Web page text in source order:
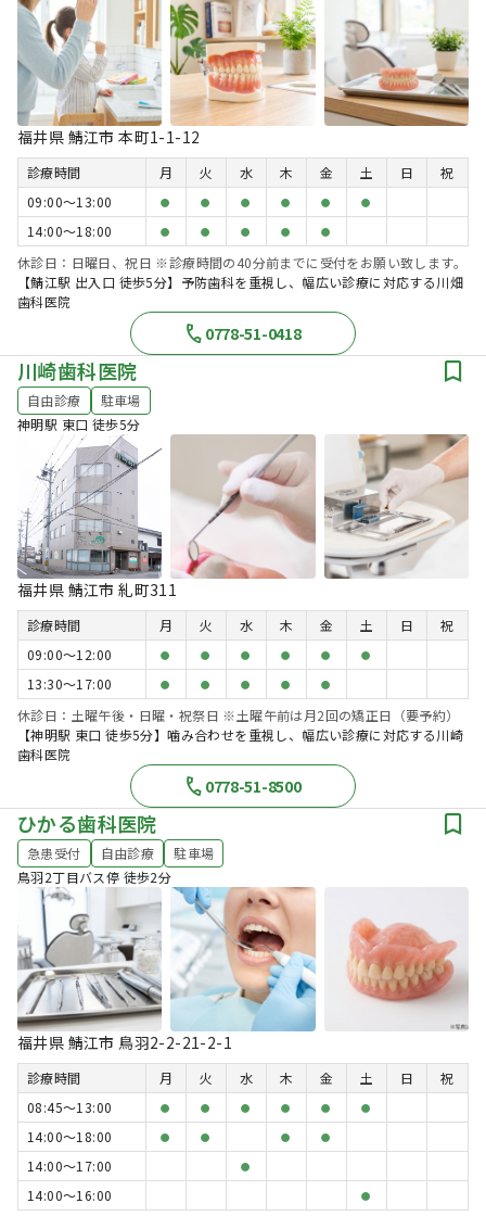
福井県 鯖江市 本町1-1-12
診療時間 月 火 水 木 金 土 日
祝
09:00〜13:00
● ● ● ● ● ●
14:00〜18:00 ● ● ● ● ●
休診日：日曜日、祝日 ※診療時間の40分前までに受付をお願い致します。
【鯖江駅 出入口 徒歩5分】予防歯科を重視し、幅広い診療に対応する川畑
歯科医院
0778-51-0418
川崎歯科医院
自由診療
駐車場
神明駅 東口 徒歩5分
福井県 鯖江市 糺町311
診療時間 月 火 水 木 金 土 日
祝
09:00〜12:00
● ● ● ● ● ●
13:30〜17:00 ● ● ● ● ●
休診日：土曜午後・日曜・祝祭日 ※土曜午前は月2回の矯正日（要予約）
【神明駅 東口 徒歩5分】噛み合わせを重視し、幅広い診療に対応する川崎
歯科医院
0778-51-8500
ひかる歯科医院
急患受付 自由診療
駐車場
鳥羽2丁目バス停 徒歩2分
福井県 鯖江市 鳥羽2-2-21-2-1
診療時間 月 火 水 木 金 土 日
祝
08:45〜13:00
● ● ● ● ● ●
14:00〜18:00 ● ● ● ●
14:00〜17:00 ●
14:00〜16:00 ●